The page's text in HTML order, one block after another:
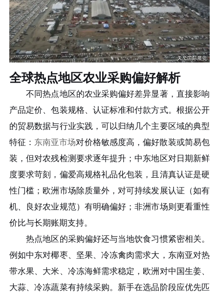
全球热点地区农业采购偏好解析
不同热点地区的农业采购偏好差异显著，直接影响
产品定价、包装规格、认证标准和付款方式。根据公开
的贸易数据与行业实践，可以归纳几个主要区域的典型
特征： 东南亚市场对价格敏感度高，偏好散装或简易包
装，但对农残检测要求逐年提升；中东地区对日期新鲜
度要求苛刻，偏爱高规格礼品化包装，且清真认证是硬
性门槛；欧洲市场除质量外，对可持续发展认证（如有
机、良好农业规范）有明确偏好；非洲市场则更看重性
价比与长期账期支持。
热点地区的采购偏好还与当地饮食习惯紧密相关。
例如中东对椰枣、坚果、冷冻禽肉需求大，东南亚对热
带水果、大米、冷冻海鲜需求稳定，欧洲对中国生姜、
大蒜、冷冻蔬菜有持续采购。新手在选品阶段应优先匹